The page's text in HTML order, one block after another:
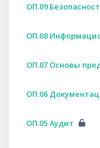
ОП.09
ОП.08
ОП.07 Основы
ОП.06
ОП.05 Аудит